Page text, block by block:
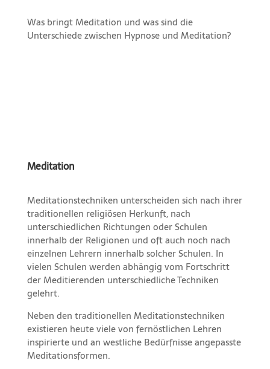
Was bringt Meditation und was sind die
Unterschiede zwischen Hypnose und Meditation?
Meditation
Meditationstechniken unterscheiden sich nach ihrer
traditionellen religiösen Herkunft, nach
unterschiedlichen Richtungen oder Schulen
innerhalb der Religionen und oft auch noch nach
einzelnen Lehrern innerhalb solcher Schulen. In
vielen Schulen werden abhängig vom Fortschritt
der Meditierenden unterschiedliche Techniken
gelehrt.
Neben den traditionellen Meditationstechniken
existieren heute viele von fernöstlichen Lehren
inspirierte und an westliche Bedürfnisse angepasste
Meditationsformen.